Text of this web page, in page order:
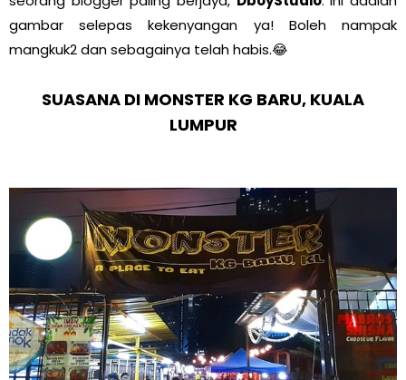
gambar selepas kekenyangan ya! Boleh nampak
mangkuk2 dan sebagainya telah habis.😂
SUASANA DI MONSTER KG BARU, KUALA
LUMPUR